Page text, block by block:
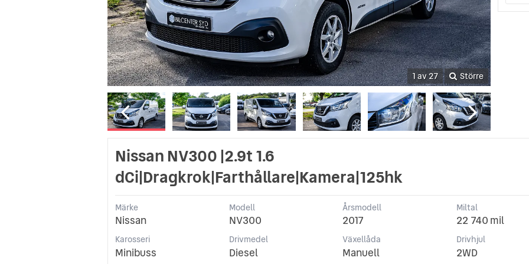
1 av 27 Större
Nissan NV300 |2.9t 1.6
dCi|Dragkrok|Farthållare|Kamera|125hk
Märke
Nissan
Modell
NV300
Årsmodell
2017
Miltal
22 740 mil
Karosseri
Minibuss
Drivmedel
Diesel
Växellåda
Manuell
Drivhjul
2WD